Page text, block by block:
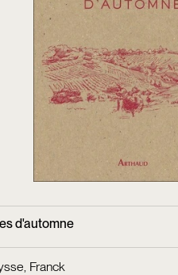
d'automne
Franck